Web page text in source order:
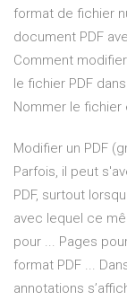
format de fichier
document PDF
Comment
le fichier PDF
Nommer le fichier
Modifier un PDF
Parfois, il peut
PDF, surtout
avec lequel ce
pour ... Pages
format PDF ...
annotations